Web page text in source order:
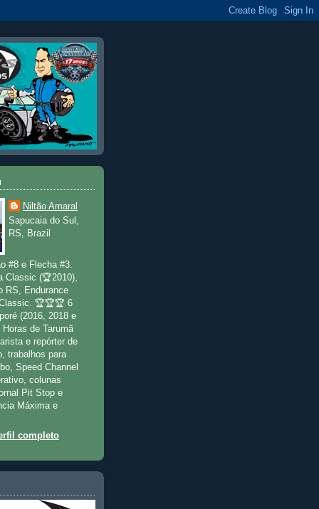
Niltão Amaral
Sapucaia do Sul,
RS, Brazil
#8 e Flecha #3.
Classic (🏆2010),
RS, Endurance
🏆🏆🏆 6
(2016, 2018 e
de Tarumã
e repórter de
trabalhos para
Speed Channel
colunas
Pit Stop e
Máxima e
completo